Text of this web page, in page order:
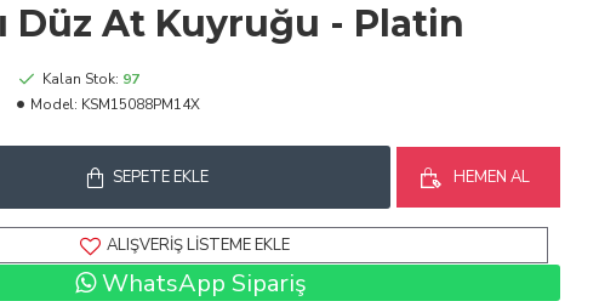
Düz At Kuyruğu - Platin
Kalan Stok: 97
Model: KSM15088PM14X
SEPETE EKLE HEMEN AL
ALIŞVERIŞ LISTEME EKLE
WhatsApp Sipariş